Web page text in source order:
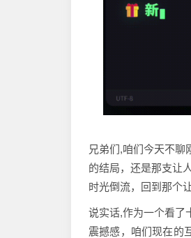
兄弟们,咱们今天不聊
的结局，还是那支让
时光倒流，回到那个
说实话,作为一个看了
震撼感，咱们现在的